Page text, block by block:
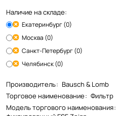
Наличие на складе:
Екатеринбург (0)
Москва (0)
Санкт-Петербург (0)
Челябинск (0)
Производитель: Bausch & Lomb
Торговое наименование: Фильтр
Модель торгового наименования: